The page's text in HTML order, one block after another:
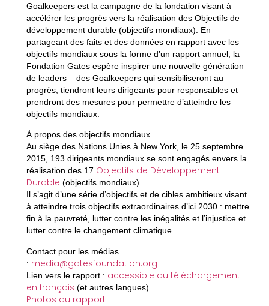
Goalkeepers est la campagne de la fondation visant à
accélérer les progrès vers la réalisation des Objectifs de
développement durable (objectifs mondiaux). En
partageant des faits et des données en rapport avec les
objectifs mondiaux sous la forme d’un rapport annuel, la
Fondation Gates espère inspirer une nouvelle génération
de leaders – des Goalkeepers qui sensibiliseront au
progrès, tiendront leurs dirigeants pour responsables et
prendront des mesures pour permettre d’atteindre les
objectifs mondiaux.
À propos des objectifs mondiaux
Au siège des Nations Unies à New York, le 25 septembre
2015, 193 dirigeants mondiaux se sont engagés envers la
réalisation des 17 Objectifs de Développement
Durable (objectifs mondiaux).
Il s’agit d’une série d’objectifs et de cibles ambitieux visant
à atteindre trois objectifs extraordinaires d’ici 2030 : mettre
fin à la pauvreté, lutter contre les inégalités et l’injustice et
lutter contre le changement climatique.
Contact pour les médias
: media@gatesfoundation.org
Lien vers le rapport : accessible au téléchargement
en français (et autres langues)
Photos du rapport